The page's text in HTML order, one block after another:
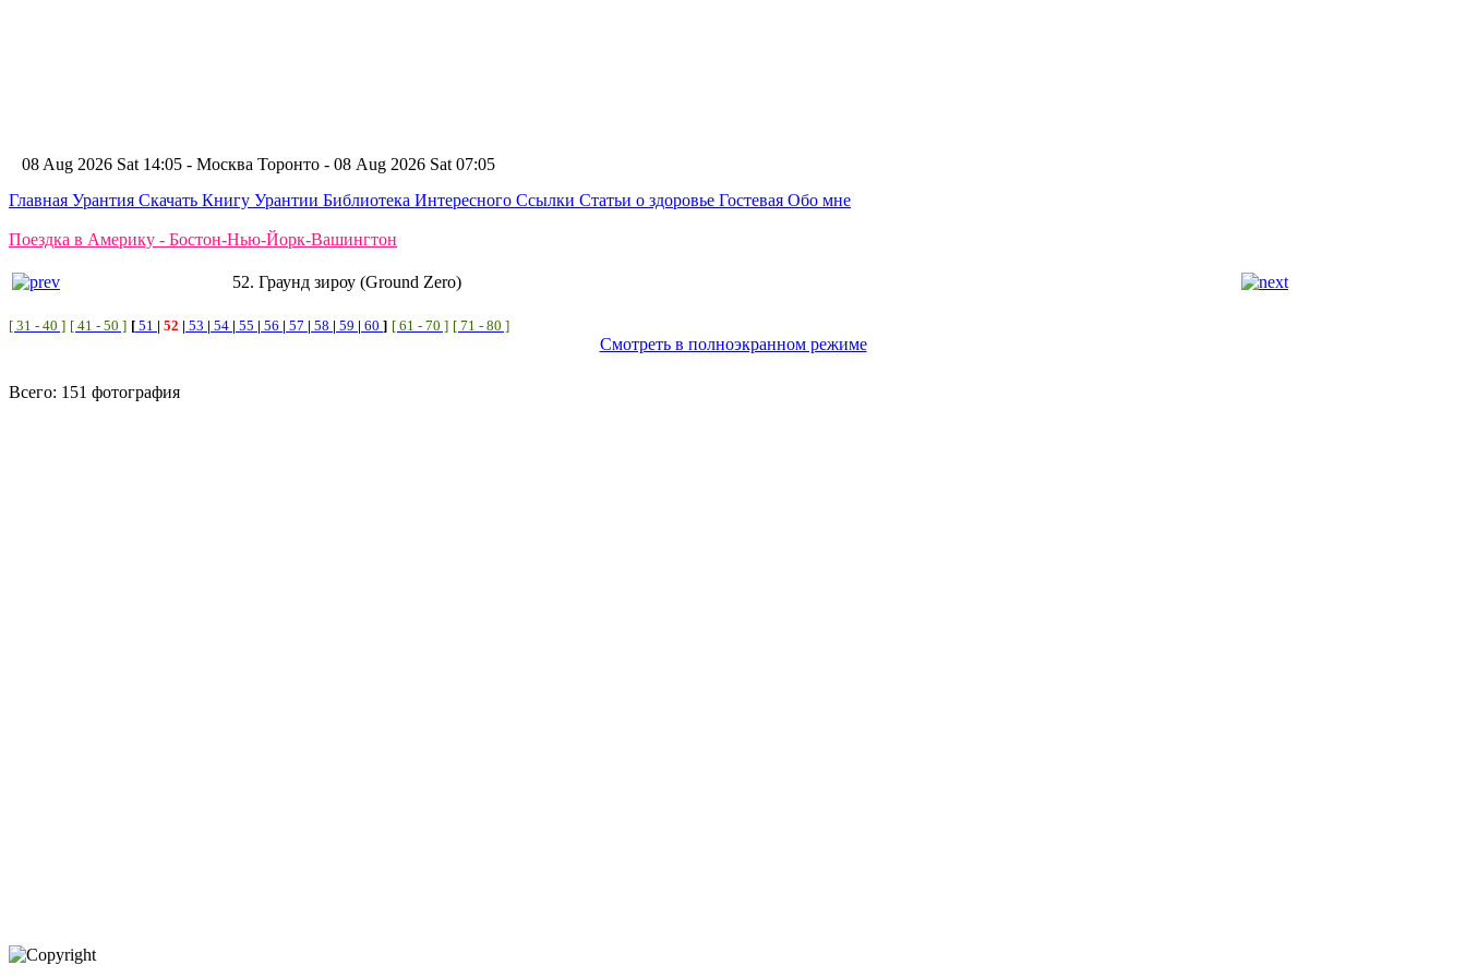
08 Aug 2026 Sat 14:05 - Москва Торонто - 08 Aug 2026 Sat 07:05
Главная Урантия Скачать Книгу Урантии Библиотека Интересного Ссылки Статьи о здоровье Гостевая Обо мне
Поездка в Америку - Бостон-Нью-Йорк-Вашингтон
52. Граунд зироу (Ground Zero)
[ 31 - 40 ] [ 41 - 50 ] [ 51 | 52 | 53 | 54 | 55 | 56 | 57 | 58 | 59 | 60 ] [ 61 - 70 ] [ 71 - 80 ]
Смотреть в полноэкранном режиме
Всего: 151 фотография